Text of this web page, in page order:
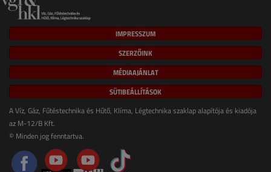
IMPRESSZUM
SZERZŐINK
MÉDIAAJÁNLAT
SÜTIBEÁLLÍTÁSOK
A Víz, Gáz, Fűtéstechnika és Hűtő, Klíma, Légtechnika szaklap alapítója és kiadója
az M-12/B Kft.
© Minden jog fenntartva.